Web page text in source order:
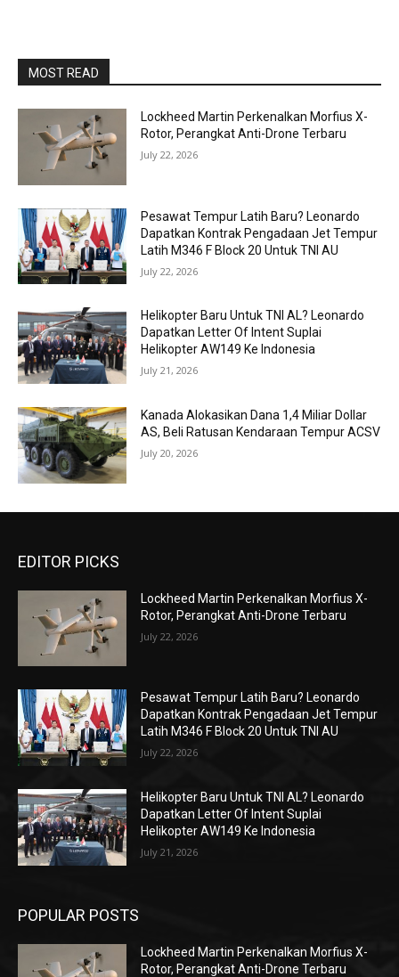
MOST READ
Lockheed Martin Perkenalkan Morfius X-
Rotor, Perangkat Anti-Drone Terbaru
July 22, 2026
Pesawat Tempur Latih Baru? Leonardo
Dapatkan Kontrak Pengadaan Jet Tempur
Latih M346 F Block 20 Untuk TNI AU
July 22, 2026
Helikopter Baru Untuk TNI AL? Leonardo
Dapatkan Letter Of Intent Suplai
Helikopter AW149 Ke Indonesia
July 21, 2026
Kanada Alokasikan Dana 1,4 Miliar Dollar
AS, Beli Ratusan Kendaraan Tempur ACSV
July 20, 2026
EDITOR PICKS
Lockheed Martin Perkenalkan Morfius X-
Rotor, Perangkat Anti-Drone Terbaru
July 22, 2026
Pesawat Tempur Latih Baru? Leonardo
Dapatkan Kontrak Pengadaan Jet Tempur
Latih M346 F Block 20 Untuk TNI AU
July 22, 2026
Helikopter Baru Untuk TNI AL? Leonardo
Dapatkan Letter Of Intent Suplai
Helikopter AW149 Ke Indonesia
July 21, 2026
POPULAR POSTS
Lockheed Martin Perkenalkan Morfius X-
Rotor, Perangkat Anti-Drone Terbaru